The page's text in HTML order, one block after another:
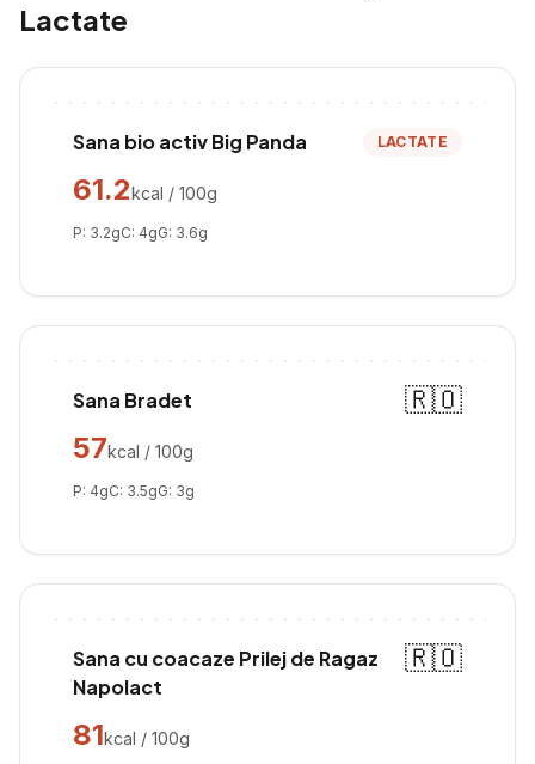
Lactate
Sana bio activ Big Panda LACTATE
61.2kcal / 100g
P: 3.2gC: 4gG: 3.6g
Sana Bradet
🇷🇴
57kcal / 100g
P: 4gC: 3.5gG: 3g
Sana cu coacaze Prilej de Ragaz
Napolact
🇷🇴
81kcal / 100g